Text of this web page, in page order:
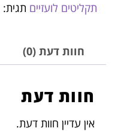
תקליטים לועזיים תגית:
חוות דעת (0)
חוות דעת
אין עדיין חוות דעת.